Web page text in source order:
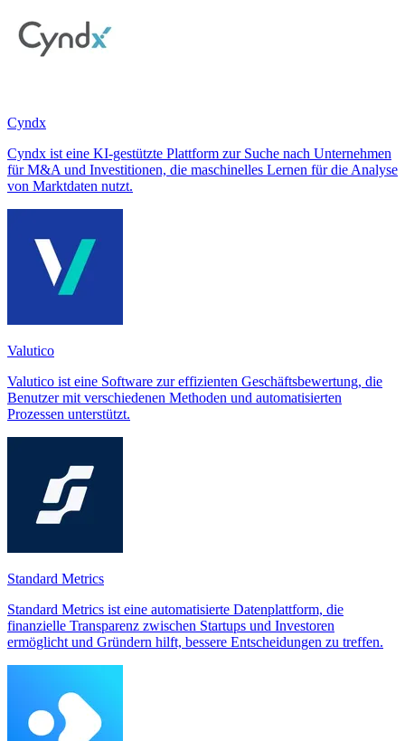
Cyndx
Cyndx ist eine KI-gestützte Plattform zur Suche nach Unternehmen
für M&A und Investitionen, die maschinelles Lernen für die Analyse
von Marktdaten nutzt.
Valutico
Valutico ist eine Software zur effizienten Geschäftsbewertung, die
Benutzer mit verschiedenen Methoden und automatisierten
Prozessen unterstützt.
Standard Metrics
Standard Metrics ist eine automatisierte Datenplattform, die
finanzielle Transparenz zwischen Startups und Investoren
ermöglicht und Gründern hilft, bessere Entscheidungen zu treffen.